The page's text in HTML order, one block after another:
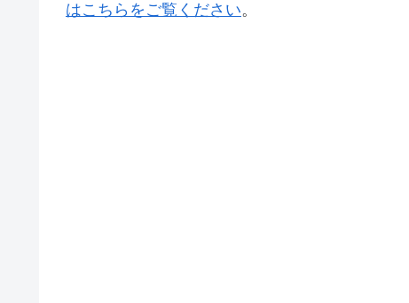
はこちらをご覧ください。